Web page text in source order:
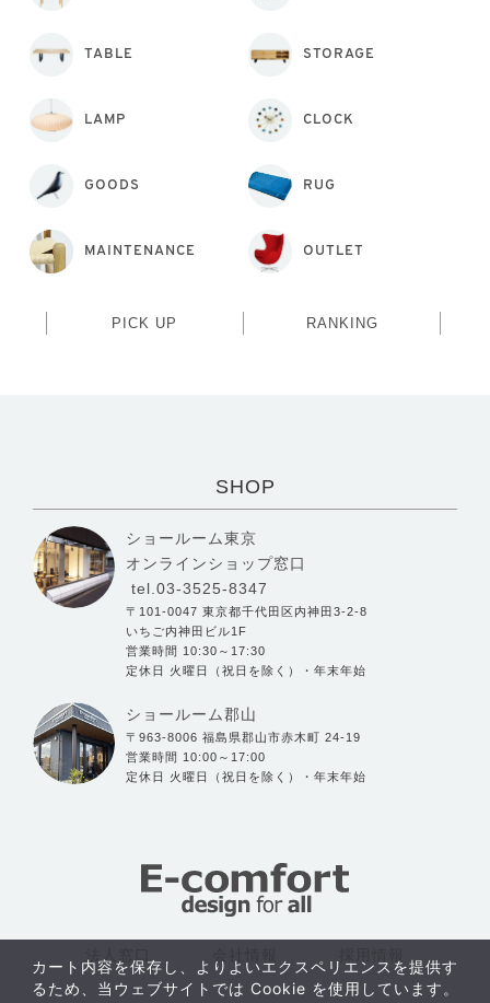
TABLE STORAGE
LAMP CLOCK
GOODS RUG
MAINTENANCE OUTLET
PICK UP RANKING
SHOP
ショールーム東京
オンラインショップ窓口
tel.03-3525-8347
〒101-0047 東京都千代田区内神田3-2-8
いちご内神田ビル1F
営業時間 10:30～17:30
定休日 火曜日（祝日を除く）・年末年始
ショールーム郡山
〒963-8006 福島県郡山市赤木町 24-19
営業時間 10:00～17:00
定休日 火曜日（祝日を除く）・年末年始
法人窓口
カート内容を保存し、よりよいエクスペリエンスを提供す
るため、当ウェブサイトでは Cookie を使用しています。